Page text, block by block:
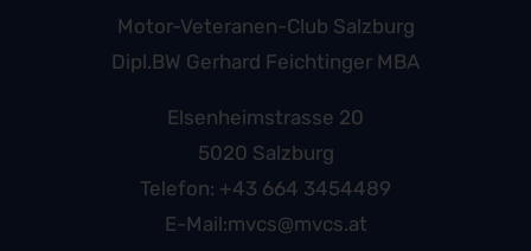
Motor-Veteranen-Club Salzburg
Dipl.BW Gerhard Feichtinger MBA
Elsenheimstrasse 20
5020 Salzburg
Telefon: +43 664 3454489
E-Mail:mvcs@mvcs.at